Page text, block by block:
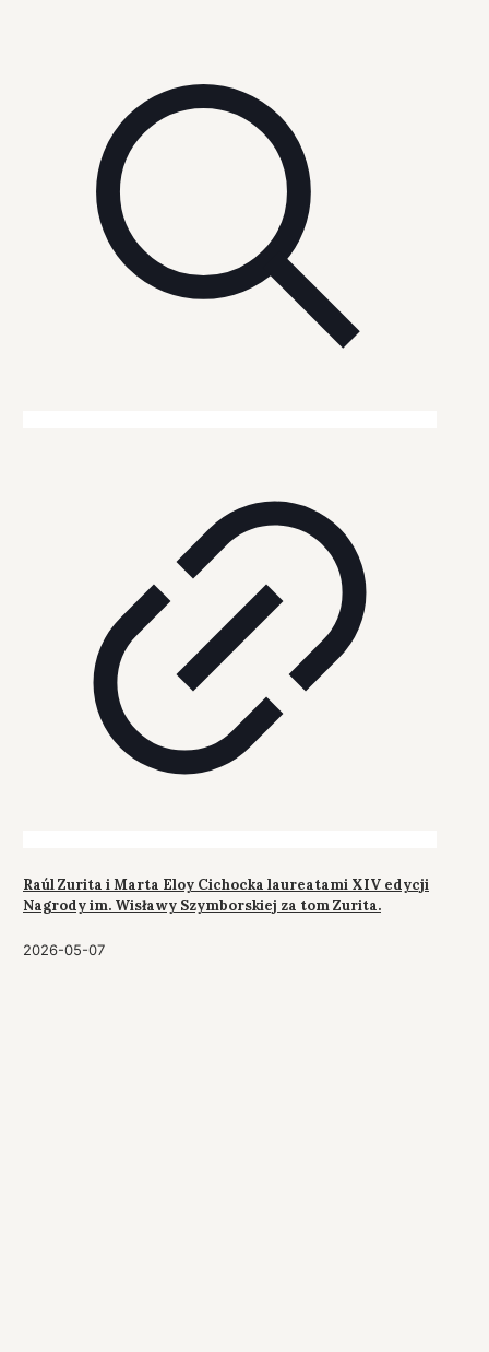
Raúl Zurita i Marta Eloy Cichocka laureatami XIV edycji
Nagrody im. Wisławy Szymborskiej za tom Zurita.
2026-05-07